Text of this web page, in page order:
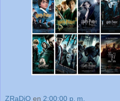
ZRaDiO en 2:00:00 p. m.